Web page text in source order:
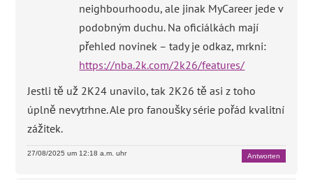
neighbourhoodu, ale jinak MyCareer jede v
podobným duchu. Na oficiálkách mají
přehled novinek – tady je odkaz, mrkni:
https://nba.2k.com/2k26/features/
Jestli tě už 2K24 unavilo, tak 2K26 tě asi z toho
úplně nevytrhne. Ale pro fanoušky série pořád kvalitní
zážitek.
27/08/2025 um 12:18 a.m. uhr Antworten